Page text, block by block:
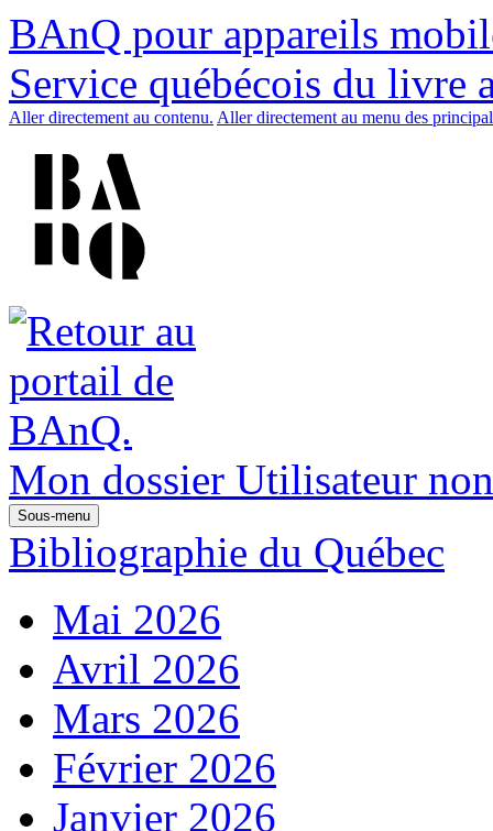
BAnQ pour appareils
Service québécois du livre
Aller directement au contenu. Aller directement au menu des
Mon dossier Utilisateur
Sous-menu
Bibliographie du Québec
Mai 2026
Avril 2026
Mars 2026
Février 2026
Janvier 2026